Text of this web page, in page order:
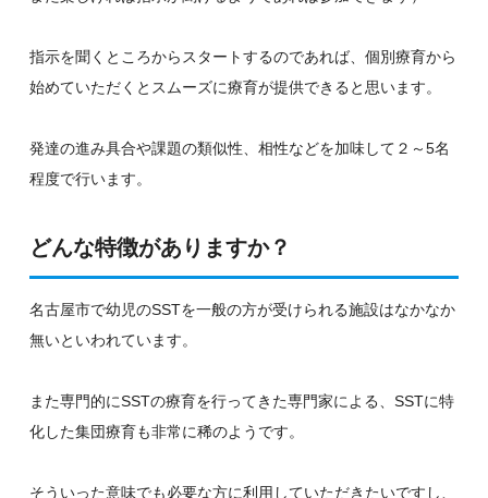
指示を聞くところからスタートするのであれば、個別療育から
始めていただくとスムーズに療育が提供できると思います。
発達の進み具合や課題の類似性、相性などを加味して２～5名
程度で行います。
どんな特徴がありますか？
名古屋市で幼児のSSTを一般の方が受けられる施設はなかなか
無いといわれています。
また専門的にSSTの療育を行ってきた専門家による、SSTに特
化した集団療育も非常に稀のようです。
そういった意味でも必要な方に利用していただきたいですし、